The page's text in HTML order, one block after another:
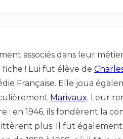
associés dans leur
! Lui fut élève de
Française. Elle joua
Marivaux. Leur
: en 1946, ils fondèrent la
plus. Il fut